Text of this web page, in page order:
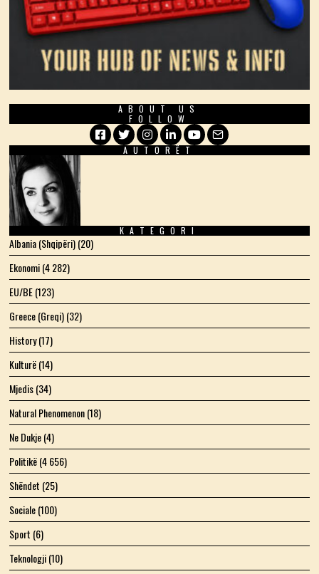
ABOUT US
FOLLOW
Facebook
TwitterInstagram
LinkedIn
YouTube
Email
AUTORËT
KATEGORI
Albania (Shqipëri)(20)
Ekonomi(4 282)
EU/BE(123)
Greece (Greqi)(32)
History(17)
Kulturë(14)
Mjedis(34)
Natural Phenomenon(18)
Ne Dukje(4)
Politikë(4 656)
Shëndet (25)
Sociale(100)
Sport (6)
Teknologji(10)